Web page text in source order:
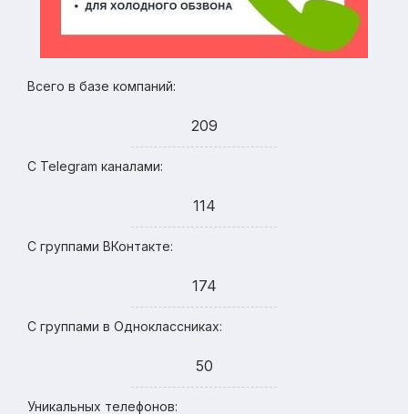
Всего в базе компаний:
209
С Telegram каналами:
114
С группами ВКонтакте:
174
С группами в Одноклассниках:
50
Уникальных телефонов: